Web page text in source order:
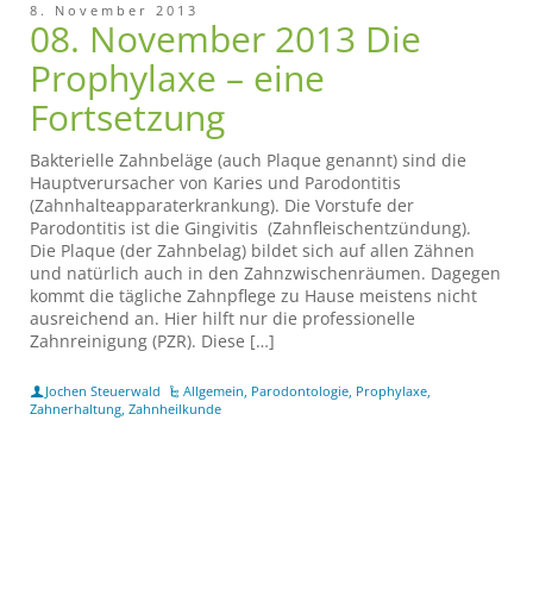
8. November 2013
08. November 2013 Die
Prophylaxe – eine
Fortsetzung
Bakterielle Zahnbeläge (auch Plaque genannt) sind die
Hauptverursacher von Karies und Parodontitis
(Zahnhalteapparaterkrankung). Die Vorstufe der
Parodontitis ist die Gingivitis (Zahnfleischentzündung).
Die Plaque (der Zahnbelag) bildet sich auf allen Zähnen
und natürlich auch in den Zahnzwischenräumen. Dagegen
kommt die tägliche Zahnpflege zu Hause meistens nicht
ausreichend an. Hier hilft nur die professionelle
Zahnreinigung (PZR). Diese […]
Jochen Steuerwald Allgemein, Parodontologie, Prophylaxe,
Zahnerhaltung, Zahnheilkunde